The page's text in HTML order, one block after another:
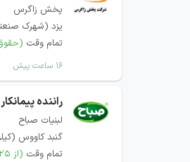
پخش زاگرس
یزد (شهرک
تمام وقت
۱۶ ساعت پیش
راننده
لبنیات صباح
گنبد کاووس (کیلومتر 5 جاده گنبد
تمام وقت (از ۲۵ الی ۳۰ میلیون)